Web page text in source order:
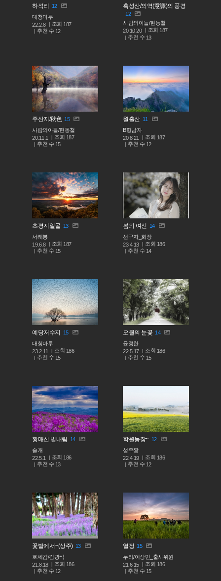
하석리
12
대청마루
22.2.8
조회 187
추천 수 12
흑성산/의역(意譯)의 풍경
12
사람의아들/현동철
20.10.20
조회 187
추천 수 13
주산지/秋色 15
사람의아들/현동철
20.11.1
조회 187
추천 수 15
월출산 11
B형남자
20.8.21
조회 187
추천 수 12
초평지일몰 13
서래봉
19.6.8
조회 187
추천 수 15
봄의 여신 14
선구자_회장
23.4.13
조회 186
추천 수 14
예당저수지
15
대청마루
23.2.11
조회 186
추천 수 15
오월의 눈꽃 14
윤정한
22.5.17
조회 186
추천 수 15
황매산 빛내림 14
솔개
22.5.1
조회 186
추천 수 13
학원농장~ 12
성우짱
22.4.19
조회 186
추천 수 12
꽃밭에서~(상주) 13
호세김/김광식
21.8.18
조회 186
추천 수 12
열정 15
누리/이상민_출사위원
21.6.15
조회 186
추천 수 15